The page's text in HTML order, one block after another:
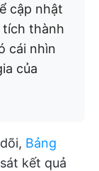
cập nhật
tích thành
cái nhìn
của
Bảng
kết quả